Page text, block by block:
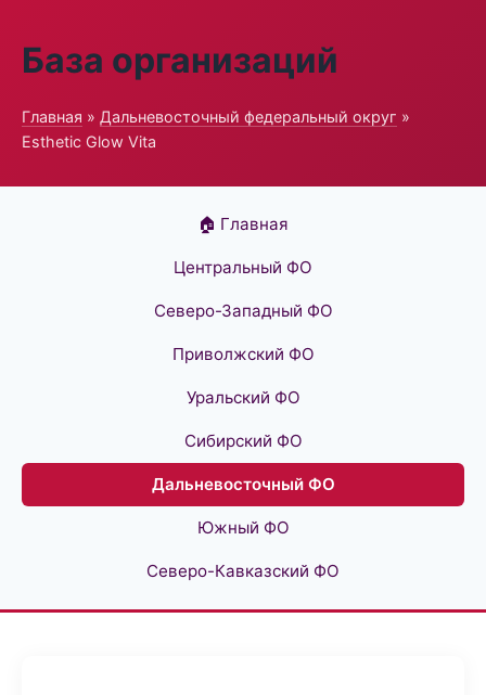
База организаций
Главная » Дальневосточный федеральный округ »
Esthetic Glow Vita
🏠 Главная
Центральный ФО
Северо-Западный ФО
Приволжский ФО
Уральский ФО
Сибирский ФО
Дальневосточный ФО
Южный ФО
Северо-Кавказский ФО